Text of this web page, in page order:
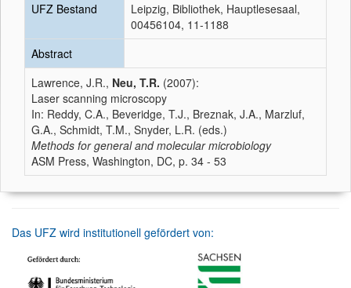
UFZ Bestand
Leipzig, Bibliothek, Hauptlesesaal,
00456104, 11-1188
Abstract
Lawrence, J.R., Neu, T.R. (2007):
Laser scanning microscopy
In: Reddy, C.A., Beveridge, T.J., Breznak, J.A., Marzluf,
G.A., Schmidt, T.M., Snyder, L.R. (eds.)
Methods for general and molecular microbiology
ASM Press, Washington, DC, p. 34 - 53
Das UFZ wird institutionell gefördert von: